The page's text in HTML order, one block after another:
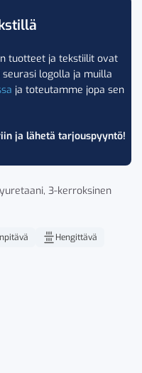
tuotteet ja tekstiilit ovat
logolla ja muilla
ja toteutamme jopa sen
ja lähetä tarjouspyyntö!
3-kerroksinen
Hengittävä